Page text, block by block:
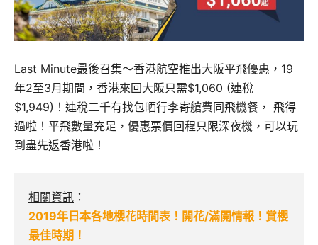
Last Minute最後召集～香港航空推出大阪平飛優惠，19
年2至3月期間，香港來回大阪只需$1,060 (連稅
$1,949)！連稅二千有找包晒行李寄艙費同飛機餐， 飛得
過啦！平飛數量充足，優惠票價回程只限深夜機，可以玩
到盡先返香港啦！
相關資訊 ：
2019年日本各地櫻花時間表！開花/滿開情報！賞櫻
最佳時期！